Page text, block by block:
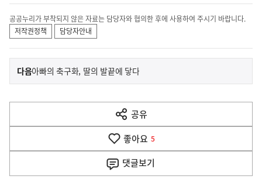
공공누리가 부착되지 않은 자료는 담당자와 협의한 후에 사용하여 주시기 바랍니다.
저작권정책
담당자안내
이
전
다
음
다음기
사
아빠의 축구화, 딸의 발끝에 닿다
공유
열
기
좋아요 5
댓글보기